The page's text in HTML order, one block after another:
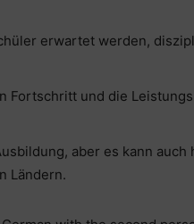
erwartet werden,
Fortschritt und die
aber es kann auch
Ländern.